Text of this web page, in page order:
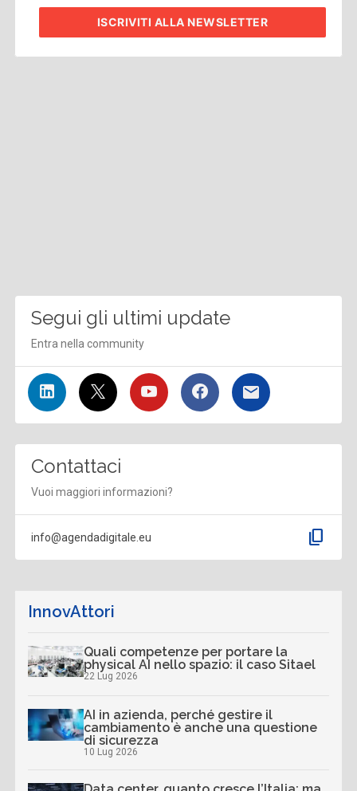
ISCRIVITI ALLA NEWSLETTER
Segui gli ultimi update
Entra nella community
Contattaci
Vuoi maggiori informazioni?
info@agendadigitale.eu content_copy
InnovAttori
Quali competenze per portare la
physical AI nello spazio: il caso Sitael
22 Lug 2026
AI in azienda, perché gestire il
cambiamento è anche una questione
di sicurezza
10 Lug 2026